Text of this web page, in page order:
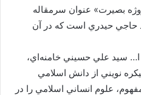
بصيرت» عنوان سرمقاله
حاجي حيدري است كه در آن
سيد علي حسيني خامنه‌اي،
نويني از دانش اسلامي
علوم انساني اسلامي را در